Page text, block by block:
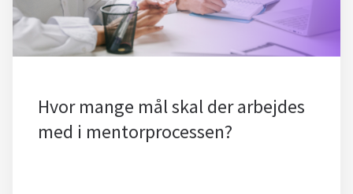
Hvor mange mål skal der arbejdes
med i mentorprocessen?